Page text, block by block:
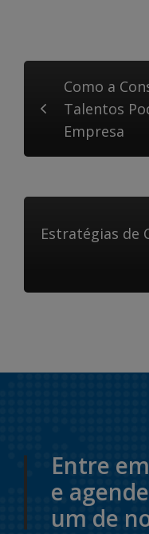
Como a
Talentos
Empresa
Estratégias de
Entre
e
um de